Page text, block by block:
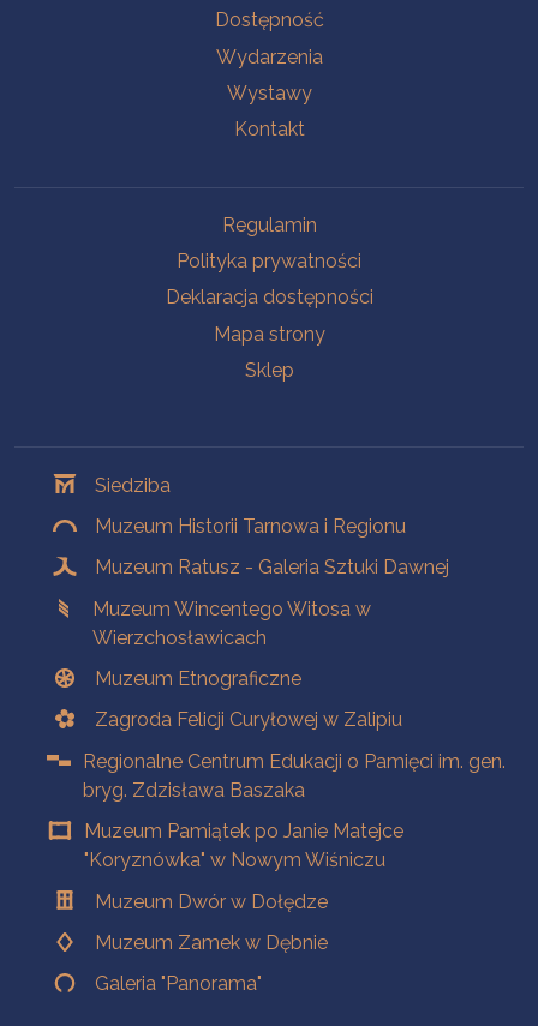
Dostępność
Wydarzenia
Wystawy
Kontakt
Regulamin
Polityka prywatności
Deklaracja dostępności
Mapa strony
Sklep
Siedziba
Muzeum Historii Tarnowa i Regionu
Muzeum Ratusz - Galeria Sztuki Dawnej
Muzeum Wincentego Witosa w
Wierzchosławicach
Muzeum Etnograficzne
Zagroda Felicji Curyłowej w Zalipiu
Regionalne Centrum Edukacji o Pamięci im. gen.
bryg. Zdzisława Baszaka
Muzeum Pamiątek po Janie Matejce
"Koryznówka" w Nowym Wiśniczu
Muzeum Dwór w Dołędze
Muzeum Zamek w Dębnie
Galeria "Panorama"